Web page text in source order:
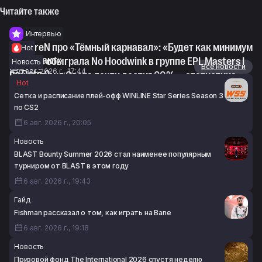
Читайте также
Интервью
syndereN про «Тёмный карнавал»: «Будет как минимум
второй акт»
6 авг. 2026 г., 17:44
Hot
RE Arise обыграла No Hoodwink в группе EPL Masters I
по Dota 2
6 авг. 2026 г., 15:01
Новость
Винрейт сил Света почти достиг 60% — статистика
Игр будущего 2026 по Dota 2
6 авг. 2026 г., 14:40
Новости
Все новости
Hot
Сетка и расписание плей-офф WINLINE Star Series Season 3
по CS2
6 авг. 2026 г., 20:05
Новость
BLAST Bounty Summer 2026 стал наименее популярным
турниром от BLAST в этом году
6 авг. 2026 г., 19:43
Гайд
Fishman рассказал о том, как играть на Bane
6 авг. 2026 г., 19:18
Новость
Призовой фонд The International 2026 спустя неделю